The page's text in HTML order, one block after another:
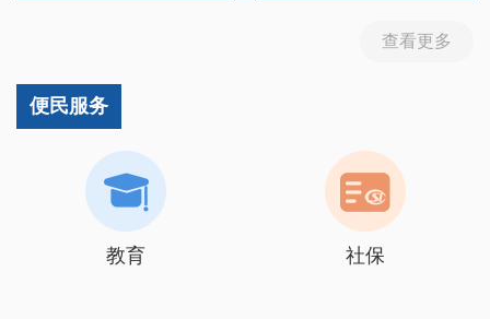
查看更多
便民服务
教育 社保